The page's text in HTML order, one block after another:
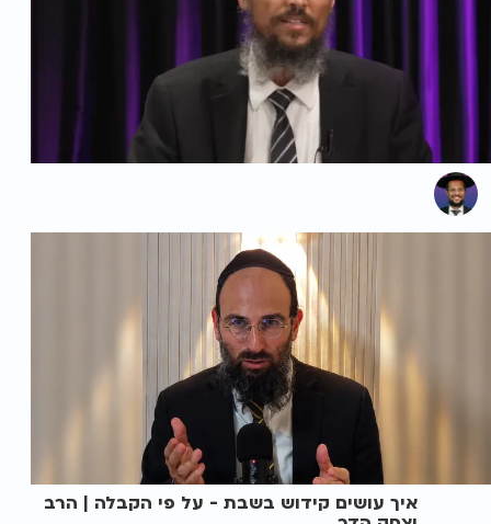
איך עושים קידוש בשבת - על פי הקבלה | הרב